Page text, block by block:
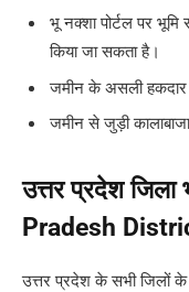
भू नक्शा पोर्टल पर
किया जा सकता है।
जमीन के असली हकदार
जमीन से जुड़ी
उत्तर प्रदेश
Pradesh
उत्तर प्रदेश के सभी जिलों